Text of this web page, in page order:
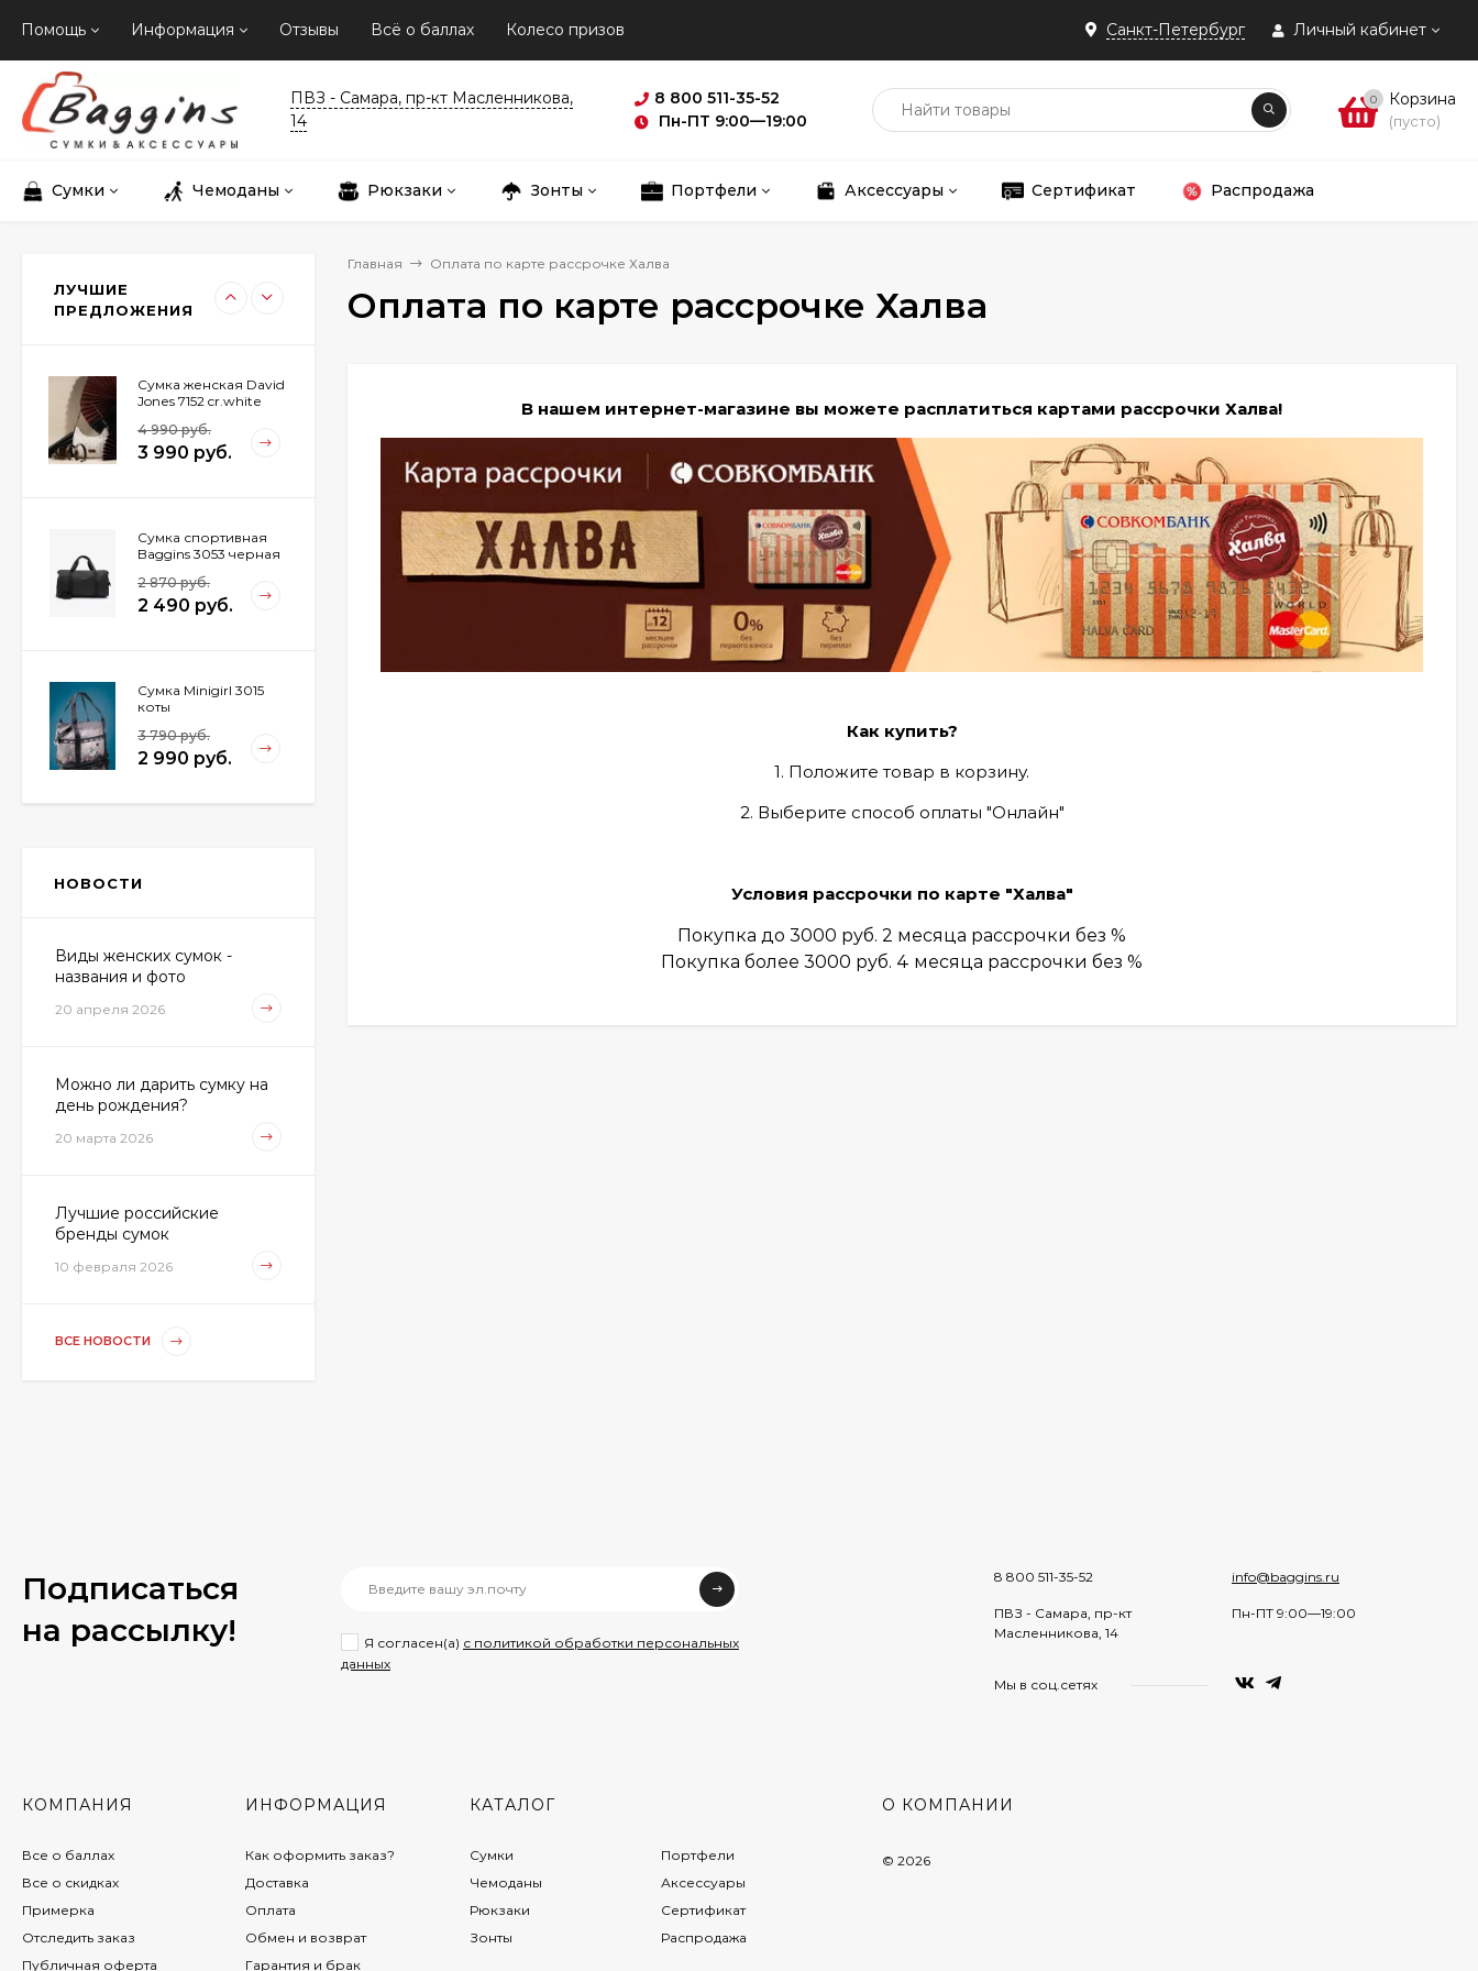
Санкт-Петербург Личный кабинет
Помощь Информация Отзывы Всё о баллах Колесо призов
ПВЗ - Самара, пр-кт Масленникова,
14
8 800 511-35-52
Пн-ПТ 9:00—19:00
0 Корзина
(пусто)
Сумки Чемоданы Рюкзаки Зонты Портфели Аксессуары Сертификат Распродажа
Главная Оплата по карте рассрочке Халва
Оплата по карте рассрочке Халва
В нашем интернет-магазине вы можете расплатиться картами рассрочки Халва!
Как купить?
1. Положите товар в корзину.
2. Выберите способ оплаты "Онлайн"
Условия рассрочки по карте "Халва"
Покупка до 3000 руб. 2 месяца рассрочки без %
Покупка более 3000 руб. 4 месяца рассрочки без %
ЛУЧШИЕ
ПРЕДЛОЖЕНИЯ
Baggins 3062 черная
2 990 руб.
2 590 руб.
1 390 руб.
Сумка женская David
Jones 7152 cr.white
4 990 руб.
3 990 руб.
Сумка спортивная
Baggins 3053 черная
2 870 руб.
2 490 руб.
Сумка Minigirl 3015
коты
3 790 руб.
2 990 руб.
4 590 руб.
Jones P138-903
3 490 руб.
1 910 руб.
Jones 7438
Сумка спортивная
Baggins 3062 черная
НОВОСТИ
Виды женских сумок -
названия и фото
20 апреля 2026
Можно ли дарить сумку на
день рождения?
20 марта 2026
Лучшие российские
бренды сумок
10 февраля 2026
ВСЕ НОВОСТИ
Подписаться
на рассылкy!
Я согласен(a) с политикой обработки персональных
данных
8 800 511-35-52
ПВЗ - Самара, пр-кт
Масленникова, 14
info@baggins.ru
Пн-ПТ 9:00—19:00
Мы в соц.сетях
КОМПАНИЯ
Все о баллах
Все о скидках
Примерка
Отследить заказ
Публичная оферта
ИНФОРМАЦИЯ
Как оформить заказ?
Доставка
Оплата
Обмен и возврат
Гарантия и брак
КАТАЛОГ
Сумки
Чемоданы
Рюкзаки
Зонты
Портфели
Аксессуары
Сертификат
Распродажа
О КОМПАНИИ
© 2026